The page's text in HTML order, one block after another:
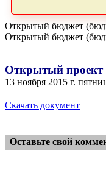
Открытый бюджет
Открытый бюджет
Открытый проект
13 ноября 2015 г.
Скачать документ
Оставьте свой